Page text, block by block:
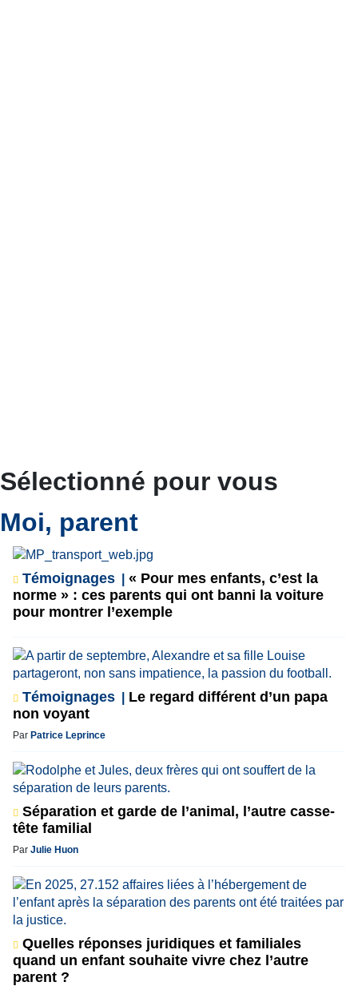
Sélectionné pour vous
Moi, parent
Témoignages
« Pour mes enfants, c’est la
norme » : ces parents qui ont banni la voiture
pour montrer l’exemple
Témoignages
Le regard différent d’un papa
non voyant
Par Patrice Leprince
Séparation et garde de l’animal, l’autre casse-
tête familial
Par Julie Huon
Quelles réponses juridiques et familiales
quand un enfant souhaite vivre chez l’autre
parent ?